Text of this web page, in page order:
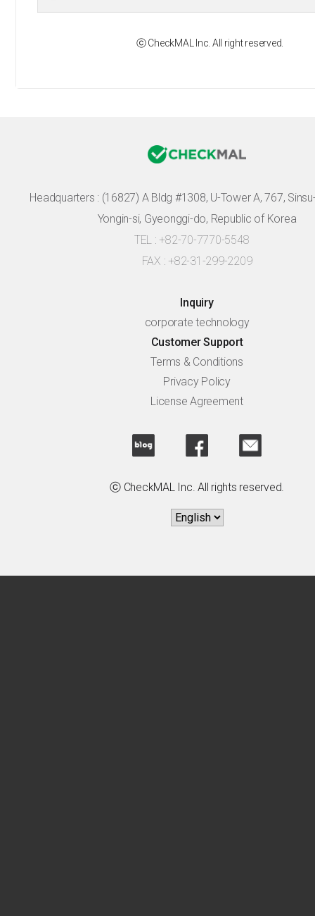
ⓒ CheckMAL Inc. All right reserved.
Headquarters : (16827) A Bldg #1308, U-Tower A, 767,
Yongin-si, Gyeonggi-do, Republic of Korea
TEL : +82-70-7770-5548
FAX : +82-31-299-2209
Inquiry
corporate technology
Customer Support
Terms & Conditions
Privacy Policy
License Agreement
ⓒ CheckMAL Inc. All rights reserved.